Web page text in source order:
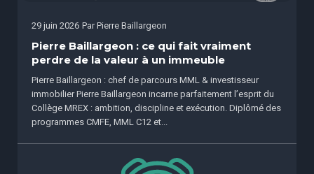
29 juin 2026 Par Pierre Baillargeon
Pierre Baillargeon : ce qui fait vraiment
perdre de la valeur à un immeuble
Pierre Baillargeon : chef de parcours MML & investisseur
immobilier Pierre Baillargeon incarne parfaitement l’esprit du
Collège MREX : ambition, discipline et exécution. Diplômé des
programmes CMFE, MML C12 et...